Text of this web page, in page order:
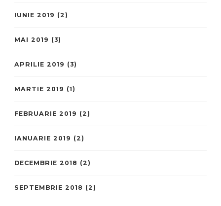
IUNIE 2019 (2)
MAI 2019 (3)
APRILIE 2019 (3)
MARTIE 2019 (1)
FEBRUARIE 2019 (2)
IANUARIE 2019 (2)
DECEMBRIE 2018 (2)
SEPTEMBRIE 2018 (2)